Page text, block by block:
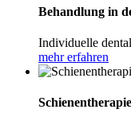
Behandlung in
Individuelle
mehr erfahren
Schienentherapie